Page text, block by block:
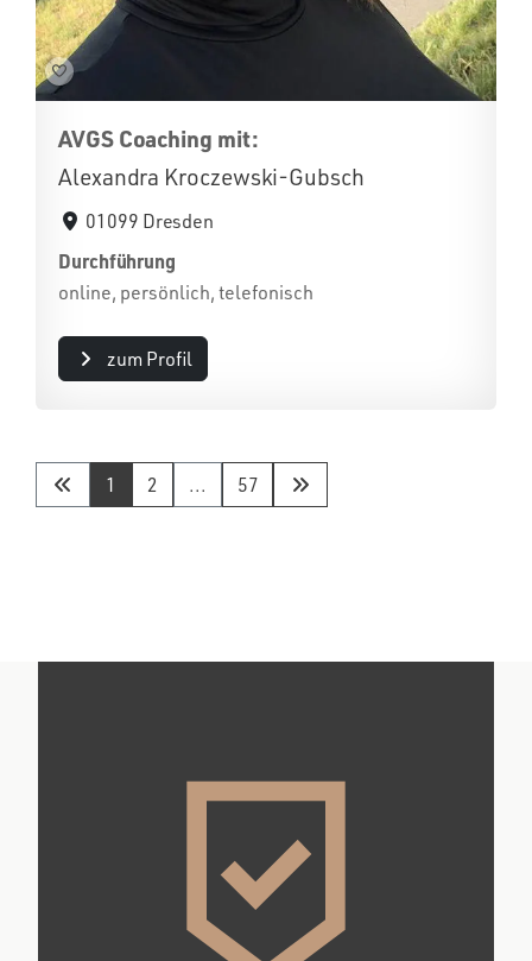
AVGS Coaching mit:
Alexandra Kroczewski-Gubsch
01099 Dresden
Durchführung
online, persönlich, telefonisch
zum Profil
1 2 ... 57